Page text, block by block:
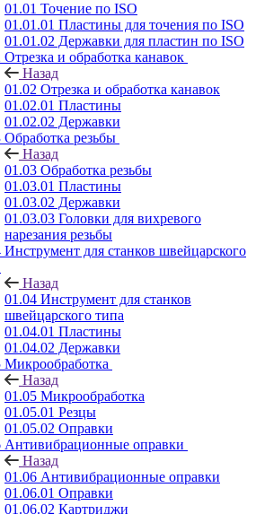
01.01 Точение по ISO
01.01.01 Пластины для точения по ISO
01.01.02 Державки для пластин по ISO
Отрезка и обработка канавок
Назад
01.02 Отрезка и обработка канавок
01.02.01 Пластины
01.02.02 Державки
Обработка резьбы
Назад
01.03 Обработка резьбы
01.03.01 Пластины
01.03.02 Державки
01.03.03 Головки для вихревого
нарезания резьбы
Инструмент для станков швейцарского
Назад
01.04 Инструмент для станков
швейцарского типа
01.04.01 Пластины
01.04.02 Державки
Микрообработка
Назад
01.05 Микрообработка
01.05.01 Резцы
01.05.02 Оправки
Антивибрационные оправки
Назад
01.06 Антивибрационные оправки
01.06.01 Оправки
01.06.02 Картриджи